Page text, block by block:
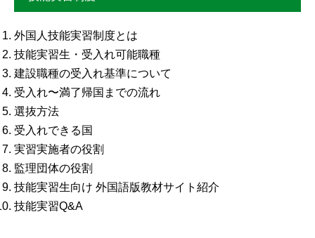
外国人技能実習制度とは
技能実習生・受入れ可能職種
建設職種の受入れ基準について
受入れ〜満了帰国までの流れ
選抜方法
受入れできる国
実習実施者の役割
監理団体の役割
技能実習生向け 外国語版教材サイト紹介
技能実習Q&A